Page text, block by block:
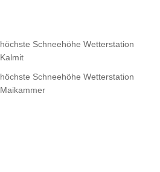
höchste Schneehöhe Wetter­station
Kalmit
höchste Schneehöhe Wetter­station
Maikammer